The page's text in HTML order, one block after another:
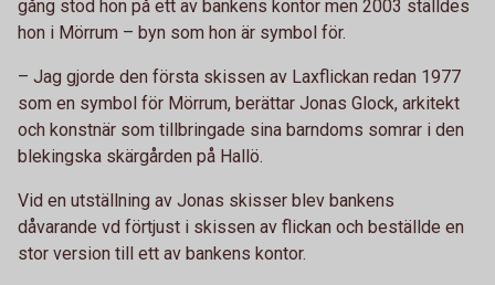
gång stod hon på ett av bankens kontor men 2003 ställdes
hon i Mörrum – byn som hon är symbol för.
– Jag gjorde den första skissen av Laxflickan redan 1977
som en symbol för Mörrum, berättar Jonas Glock, arkitekt
och konstnär som tillbringade sina barndoms somrar i den
blekingska skärgården på Hallö.
Vid en utställning av Jonas skisser blev bankens
dåvarande vd förtjust i skissen av flickan och beställde en
stor version till ett av bankens kontor.